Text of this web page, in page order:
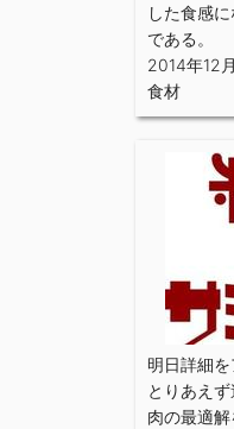
した食感
である。
2014年12
食材
明日詳細を
とりあえ
肉の最適